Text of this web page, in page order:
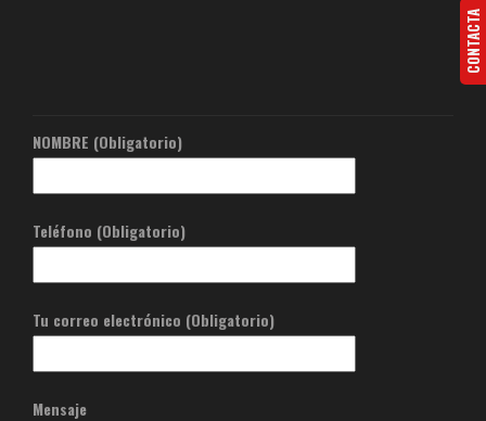
NOMBRE (Obligatorio)
Teléfono (Obligatorio)
Tu correo electrónico (Obligatorio)
Mensaje
CONTACTA